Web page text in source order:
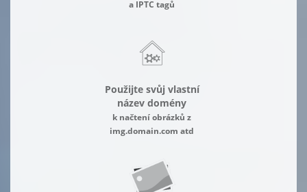
a IPTC tagů
Použijte svůj vlastní
název domény
k načtení obrázků z
img.domain.com atd